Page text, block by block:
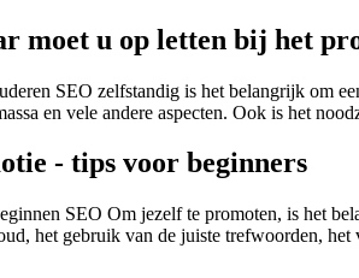
moet u op letten bij het
SEO zelfstandig is het belangrijk om
en vele andere aspecten. Ook is het
- tips voor beginners
SEO Om jezelf te promoten, is het
het gebruik van de juiste trefwoorden,